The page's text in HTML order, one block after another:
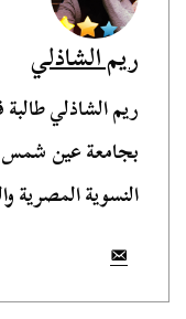
ريم الشاذلي
ريم الشاذلي
بجامعة عين شمس
النسوية المصرية